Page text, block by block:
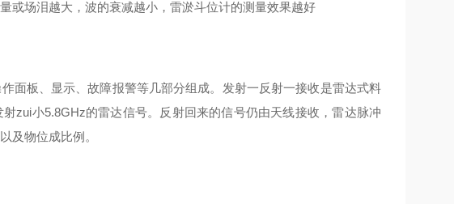
或场泪越大，波的衰减越小，雷淤斗位计的测量效果越好
面板、显示、故障报警等几部分组成。发射一反射一接收是雷达式料
zui小5.8GHz的雷达信号。反射回来的信号仍由天线接收，雷达脉冲
及物位成比例。